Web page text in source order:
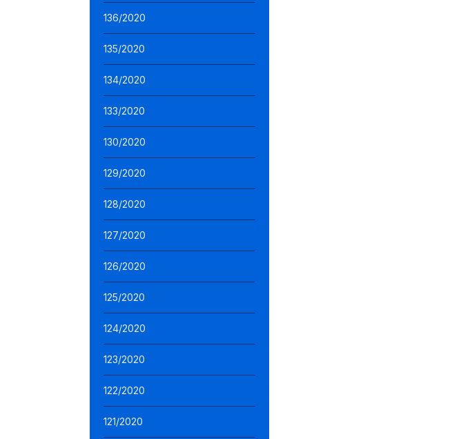
136/2020
135/2020
134/2020
133/2020
130/2020
129/2020
128/2020
127/2020
126/2020
125/2020
124/2020
123/2020
122/2020
121/2020